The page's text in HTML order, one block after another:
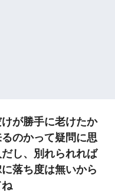
が勝手に老けたか
のかって疑問に思
し、別れられれば
落ち度は無いから